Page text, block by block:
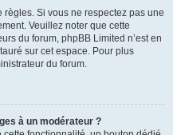
Si vous ne respectez pas une
Veuillez noter que cette
du forum, phpBB Limited n’est en
sur cet espace. Pour plus
du forum.
à un modérateur ?